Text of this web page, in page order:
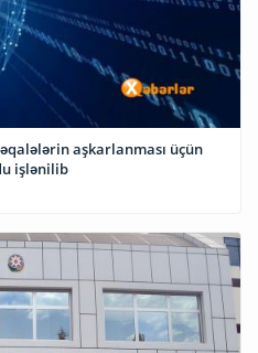
aşkarlanması üçün
işlənilib